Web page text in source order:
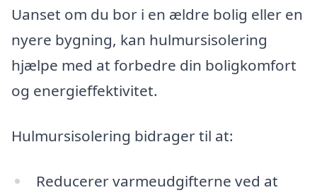
Uanset om du bor i en ældre bolig eller en
nyere bygning, kan hulmursisolering
hjælpe med at forbedre din boligkomfort
og energieffektivitet.
Hulmursisolering bidrager til at:
Reducerer varmeudgifterne ved at